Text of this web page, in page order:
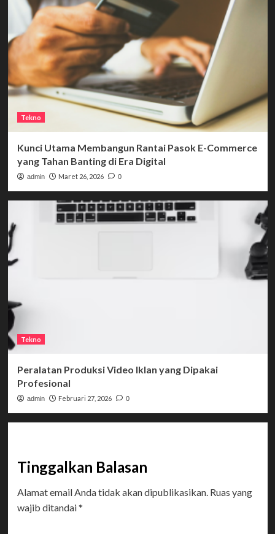
Tekno
Kunci Utama Membangun Rantai Pasok E-Commerce
yang Tahan Banting di Era Digital
admin Maret 26, 2026 0
Tekno
Peralatan Produksi Video Iklan yang Dipakai
Profesional
admin Februari 27, 2026 0
Tinggalkan Balasan
Alamat email Anda tidak akan dipublikasikan. Ruas yang
wajib ditandai*